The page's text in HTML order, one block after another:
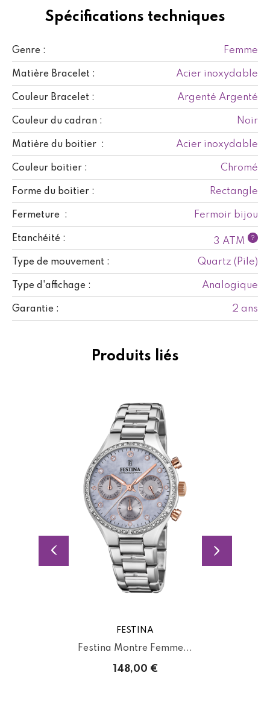
Spécifications techniques
Genre : Femme
Matière Bracelet : Acier inoxydable
Couleur Bracelet : Argenté Argenté
Couleur du cadran : Noir
Matière du boitier : Acier inoxydable
Couleur boitier : Chromé
Forme du boitier : Rectangle
Fermeture : Fermoir bijou
Etanchéité : 3 ATM ?
Type de mouvement : Quartz (Pile)
Type d'affichage : Analogique
Garantie : 2 ans
Produits liés
FESTINA
Festina Montre Femme...
148,00 €